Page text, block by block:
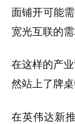
面铺开可能
宽光互联的需
在这样的产
然站上了牌桌
在英伟达新